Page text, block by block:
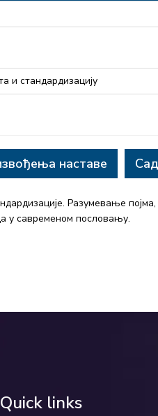
и стандардизацију
наставе
Разумевање појма,
у савременом пословању.
Quick links